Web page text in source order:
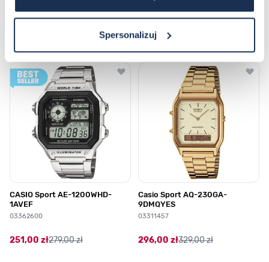
Spersonalizuj
Najczęściej kupowane
Poruszanie się po elementach karuzeli jest możliwe za pomocą
Naciśnij, aby pominąć karuzelę
Naciśnij, aby przejść do nawigacji karuzeli
CASIO Sport AE-1200WHD-
1AVEF
03362600
251,00 zł279,00 zł
Casio Sport AQ-230GA-
9DMQYES
03311457
296,00 zł329,00 zł